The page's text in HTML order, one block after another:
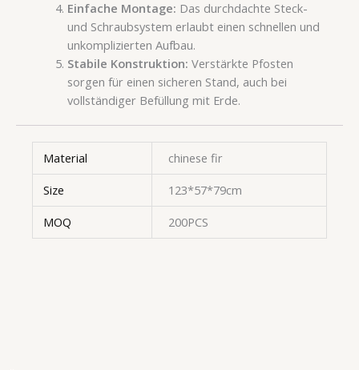
Einfache Montage: Das durchdachte Steck-
und Schraubsystem erlaubt einen schnellen und
unkomplizierten Aufbau.
Stabile Konstruktion: Verstärkte Pfosten
sorgen für einen sicheren Stand, auch bei
vollständiger Befüllung mit Erde.
Material
chinese fir
Size
123*57*79cm
MOQ
200PCS